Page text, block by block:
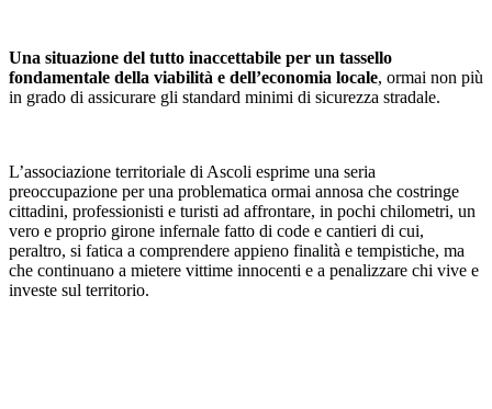
Una situazione del tutto inaccettabile per un tassello
fondamentale della viabilità e dell’economia locale, ormai non più
in grado di assicurare gli standard minimi di sicurezza stradale.
L’associazione territoriale di Ascoli esprime una seria
preoccupazione per una problematica ormai annosa che costringe
cittadini, professionisti e turisti ad affrontare, in pochi chilometri, un
vero e proprio girone infernale fatto di code e cantieri di cui,
peraltro, si fatica a comprendere appieno finalità e tempistiche, ma
che continuano a mietere vittime innocenti e a penalizzare chi vive e
investe sul territorio.